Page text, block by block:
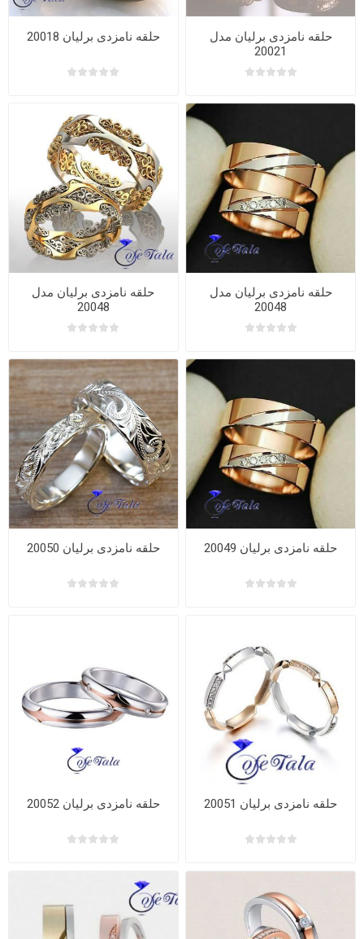
حلقه نامزدی برلیان مدل
20021
حلقه نامزدی برلیان 20018
حلقه نامزدی برلیان مدل
20048
حلقه نامزدی برلیان مدل
20048
حلقه نامزدی برلیان 20049 حلقه نامزدی برلیان 20050
حلقه نامزدی برلیان 20051 حلقه نامزدی برلیان 20052